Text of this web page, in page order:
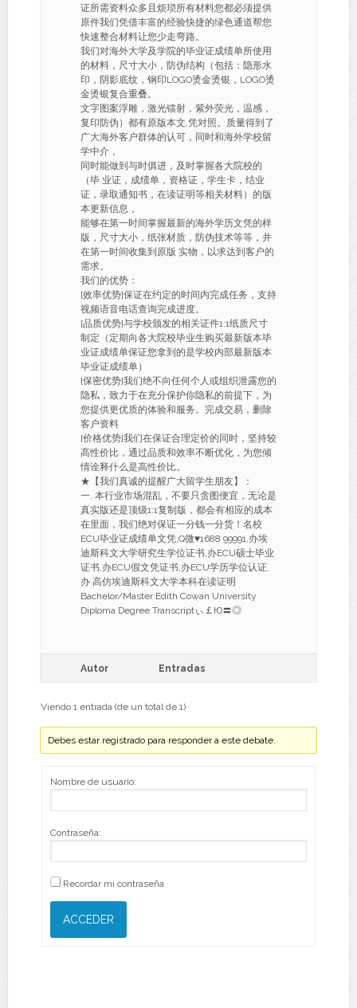
证所需资料众多且烦琐所有材料您都必须提供
原件我们凭借丰富的经验快捷的绿色通道帮您
快速整合材料让您少走弯路。
我们对海外大学及学院的毕业证成绩单所使用
的材料，尺寸大小，防伪结构（包括：隐形水
印，阴影底纹，钢印LOGO烫金烫银，LOGO烫
金烫银复合重叠。
文字图案浮雕，激光镭射，紫外荧光，温感，
复印防伪）都有原版本文,凭对照。质量得到了
广大海外客户群体的认可，同时和海外学校留
学中介，
同时能做到与时俱进，及时掌握各大院校的
（毕 业证，成绩单，资格证，学生卡，结业
证，录取通知书，在读证明等相关材料）的版
本更新信息，
能够在第一时间掌握最新的海外学历文凭的样
版，尺寸大小，纸张材质，防伪技术等等，并
在第一时间收集到原版 实物，以求达到客户的
需求。
我们的优势：
[效率优势]保证在约定的时间内完成任务，支持
视频语音电话查询完成进度。
[品质优势]与学校颁发的相关证件1:1纸质尺寸
制定（定期向各大院校毕业生购买最新版本毕
业证成绩单保证您拿到的是学校内部最新版本
毕业证成绩单）
[保密优势]我们绝不向任何个人或组织泄露您的
隐私，致力于在充分保护你隐私的前提下，为
您提供更优质的体验和服务。完成交易，删除
客户资料
[价格优势]我们在保证合理定价的同时，坚持较
高性价比，通过品质和效率不断优化，为您倾
情诠释什么是高性价比。
★【我们真诚的提醒广大留学生朋友】：
一. 本行业市场混乱，不要只贪图便宜，无论是
真实版还是顶级1:1复制版，都会有相应的成本
在里面，我们绝对保证一分钱一分货！名校
ECU毕业证成绩单文凭,Q微♥1688 99991,办埃
迪斯科文大学研究生学位证书,办ECU硕士毕业
证书,办ECU假文凭证书,办ECU学历学位认证,
办 高仿埃迪斯科文大学本科在读证明
Bachelor/Master Edith Cowan University
Diploma Degree Transcriptぃ￡Ю〓◎
Autor Entradas
Viendo 1 entrada (de un total de 1)
Debes estar registrado para responder a este debate.
Nombre de usuario:
Contraseña:
Recordar mi contraseña
ACCEDER